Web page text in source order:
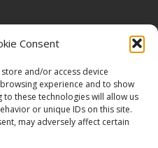
Consent
and/or access device
experience and to show
to these technologies will allow us
or unique IDs on this site.
may adversely affect certain